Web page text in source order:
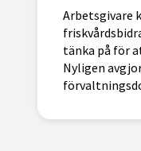
Arbetsgivare
tänka på för
Nyligen